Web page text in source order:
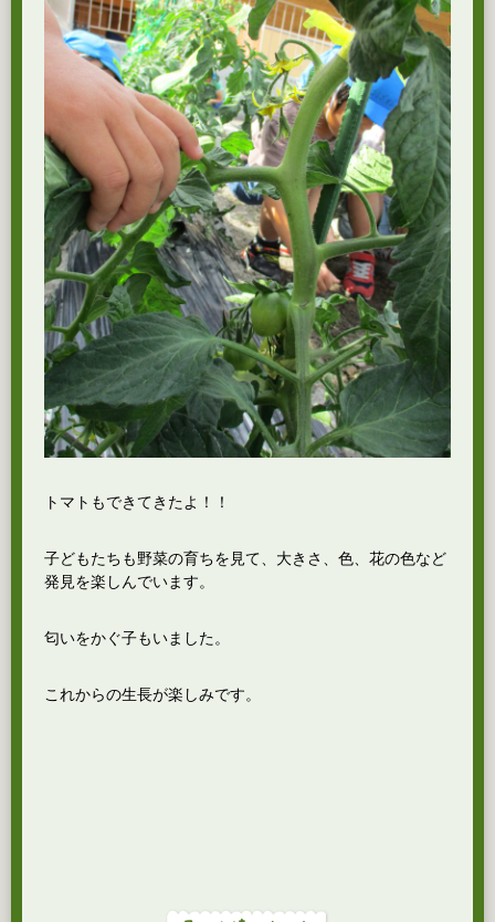
トマトもできてきたよ！！
子どもたちも野菜の育ちを見て、大きさ、色、花の色など
発見を楽しんでいます。
匂いをかぐ子もいました。
これからの生長が楽しみです。